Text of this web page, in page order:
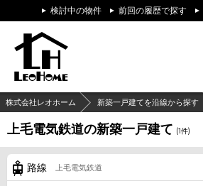
検討中の物件 前回の履歴で探す
株式会社レオホーム 新築一戸建てを沿線から探す
上毛電気鉄道の新築一戸建て (1件)
路線 上毛電気鉄道